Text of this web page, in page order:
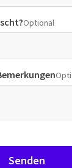
Optional
Senden